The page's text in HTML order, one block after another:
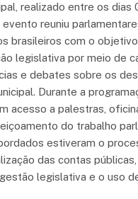
realizado entre os dias
reuniu
brasileiros com o
legislativa por meio de
e debates sobre os
Durante a
acesso a palestras,
do trabalho
estiveram o
das contas públicas,
legislativa e o uso